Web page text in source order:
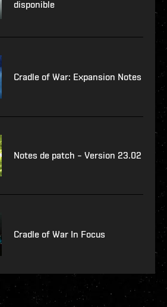
disponible
Cradle of War: Expansion Notes
Notes de patch – Version 23.02
Cradle of War In Focus